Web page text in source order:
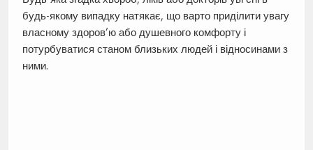
будь-якому випадку натякає, що варто приділити увагу
власному здоров’ю або душевного комфорту і
потурбуватися станом близьких людей і відносинами з
ними.